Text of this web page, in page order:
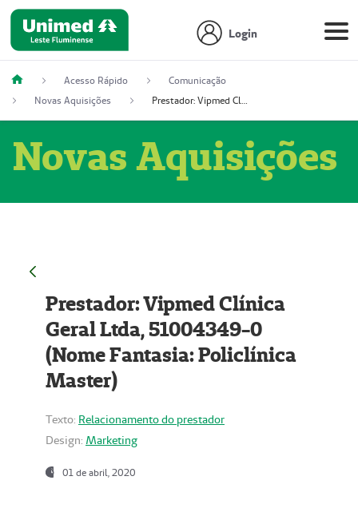
Login
Acesso Rápido
Comunicação
Novas Aquisições
Prestador: Vipmed Clínica Geral Ltda, 51004349-0 (Nome Fantasia: Policlínica Master)
Novas Aquisições
Prestador: Vipmed Clínica
Geral Ltda, 51004349-0
(Nome Fantasia: Policlínica
Master)
Texto: Relacionamento do prestador
Design: Marketing
01 de abril, 2020